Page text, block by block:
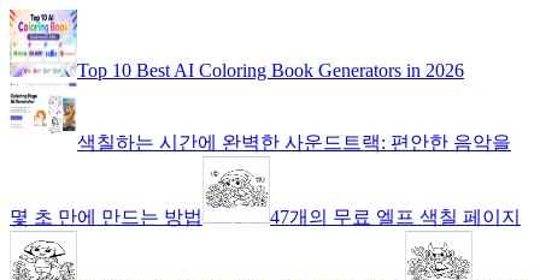
Top 10 Best AI Coloring Book Generators in 2026
색칠하는 시간에 완벽한 사운드트랙: 편안한 음악을
몇 초 만에 만드는 방법 47개의 무료 엘프 색칠 페이지